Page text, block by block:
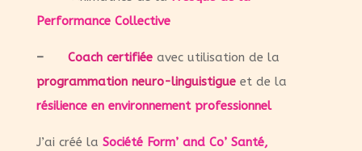
Performance Collective
– Coach certifiée avec utilisation de la
programmation neuro-linguistigue et de la
résilience en environnement professionnel
J’ai créé la Société Form’ and Co’ Santé,